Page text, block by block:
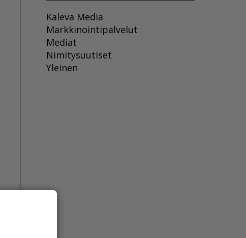
Kaleva Media
Markkinointipalvelut
Mediat
Nimitysuutiset
Yleinen